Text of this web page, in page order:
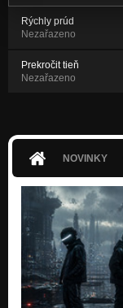
Rýchly prúd
Nezařazeno
Prekročit tieň
Nezařazeno
NOVINKY